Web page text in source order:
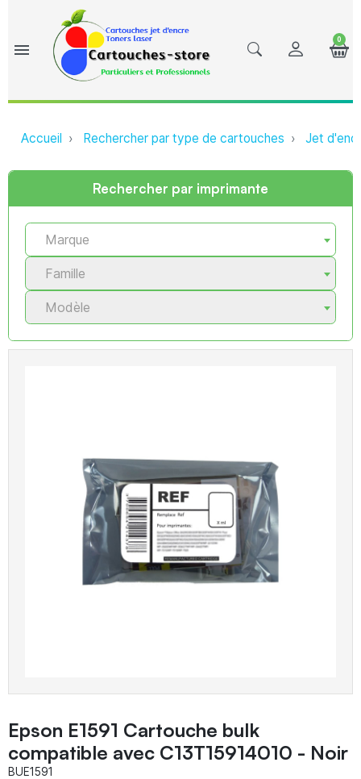
menu
0
Accueil Rechercher par type de cartouches Jet
Rechercher par imprimante
Marque
Famille
Modèle
Epson E1591 Cartouche bulk
compatible avec C13T15914010 - Noir
BUE1591